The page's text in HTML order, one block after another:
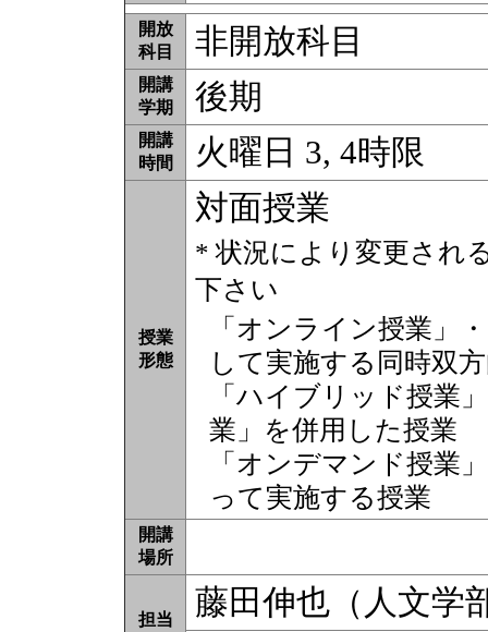
開放
科目
非開放科目
開講
学期
後期
開講
時間
火曜日 3, 4時限
授業
形態
対面授業
* 状況により変更され
下さい
「オンライン授業」
して実施する同時双
「ハイブリッド授業
業」を併用した授業
「オンデマンド授業
って実施する授業
開講
場所
担当
藤田伸也（人文学